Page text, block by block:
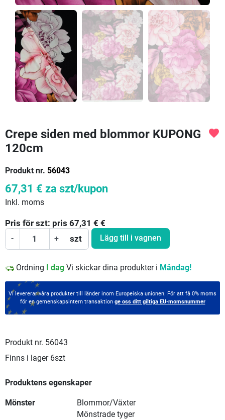
Crepe siden med blommor KUPONG
120cm
Produkt nr. 56043
favorite
67,31 € za szt/kupon
Inkl. moms
Pris för szt: pris 67,31 € €
- + szt Lägg till i vagnen
Ordning I dag Vi skickar dina produkter i Måndag!
Vi levererar våra produkter till länder inom Europeiska unionen. För att få 0% moms
för en gemenskapsintern transaktion ge oss ditt giltiga EU-momsnummer
Produkt nr. 56043
Finns i lager 6szt
Produktens egenskaper
Mönster
Blommor/Växter
Mönstrade tyger